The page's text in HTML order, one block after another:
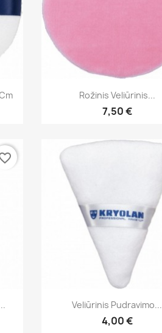
Greita peržiūra
Rožinis Veliūrinis...
7,50 €
Greita peržiūra
Veliūrinis Pudravimo...
4,00 €